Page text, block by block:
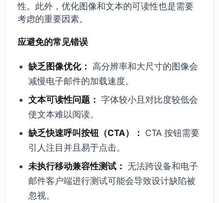
性。此外，优化图像和文本的可读性也是需要
考虑的重要因素。
应避免的常见错误
缺乏图像优化：
高分辨率和大尺寸的图像会
减慢电子邮件的加载速度。
文本可读性问题： 字体较小且对比度较低会
使文本难以阅读。
缺乏快速呼叫按钮（CTA）：
CTA 按钮需要
引人注目并且易于点击。
未执行移动兼容性测试：
无法跨设备和电子
邮件客户端进行测试可能会导致设计缺陷被
忽视。